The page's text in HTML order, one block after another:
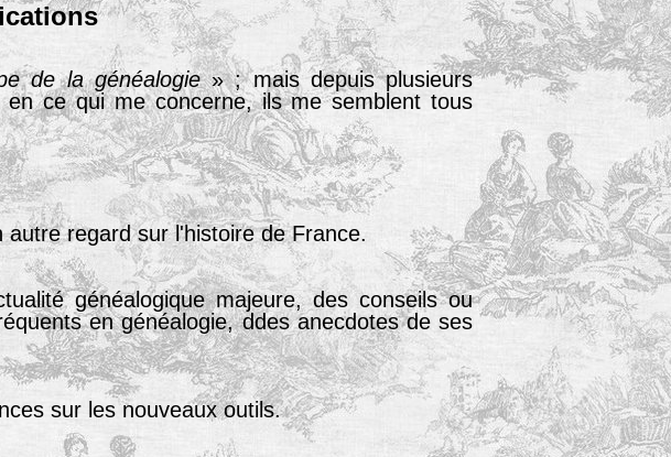
de la généalogie» ; mais depuis plusieurs
en ce qui me concerne, ils me semblent tous
regard sur l'histoire de France.
généalogique majeure, des conseils ou
en généalogie, ddes anecdotes de ses
sur les nouveaux outils.